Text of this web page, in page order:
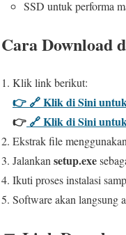
SSD untuk performa
Cara Download
Klik link berikut:
👉 🔗 Klik di Sini untuk
👉 🔗 Klik di Sini
Ekstrak file menggunakan
Jalankan setup.exe
Ikuti proses instalasi
Software akan langsung